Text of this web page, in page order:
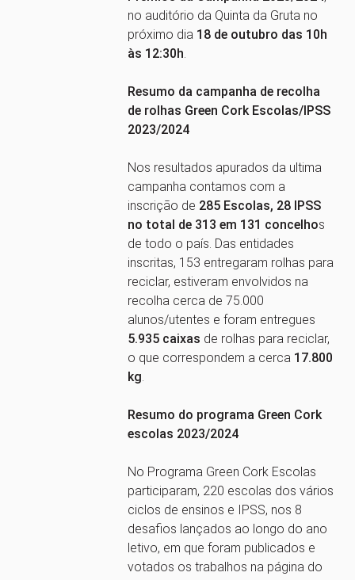
no auditório da Quinta da Gruta no
próximo dia 18 de outubro das 10h
às 12:30h
Resumo da campanha de recolha
de rolhas Green Cork Escolas/IPSS
2023/2024
Nos resultados apurados da ultima
campanha contamos com a
inscrição de 285 Escolas, 28 IPSS
no total de 313 em 131 concelhos
de todo o país. Das entidades
inscritas, 153 entregaram rolhas para
reciclar, estiveram envolvidos na
recolha cerca de 75.000
alunos/utentes e foram entregues
5.935 caixas de rolhas para reciclar,
o que correspondem a cerca 17.800
kg
Resumo do programa Green Cork
escolas 2023/2024
No Programa Green Cork Escolas
participaram, 220 escolas dos vários
ciclos de ensinos e IPSS, nos 8
desafios lançados ao longo do ano
letivo, em que foram publicados e
votados os trabalhos na página do